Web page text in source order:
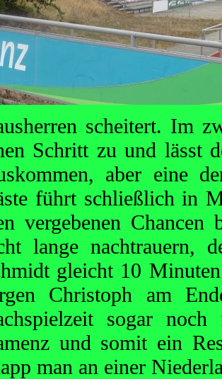
scheitert. Im
Schritt zu und lässt
aber eine
führt schließlich in
vergebenen Chancen
lange nachtrauern,
gleicht 10
Christoph am
sogar
und somit ein
man an einer